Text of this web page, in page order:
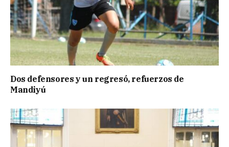
Dos defensores y un regresó, refuerzos de
Mandiyú